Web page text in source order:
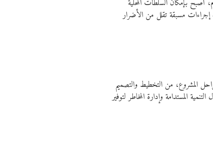
أصبح بإمكان السلطات المحلية
مسبقة تقلل من الأضرار
المشروع، من التخطيط والتصميم
المستدامة وإدارة المخاطر لتوفير